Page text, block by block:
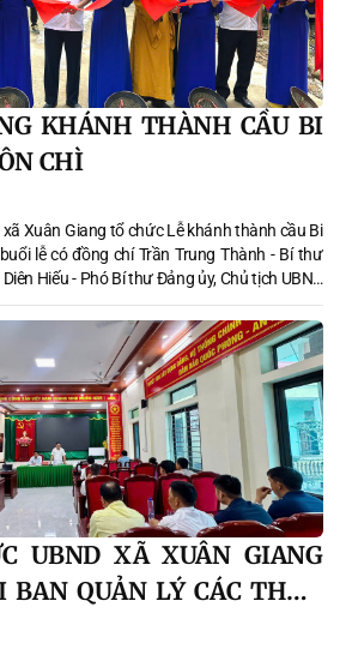
KHÁNH THÀNH CẦU BI
CHÌ
Xuân Giang tổ chức Lễ khánh thành cầu Bi
lễ có đồng chí Trần Trung Thành - Bí thư
Hiếu - Phó Bí thư Đảng ủy, Chủ tịch UBND
trực HĐND, lãnh đạo UBND xã; lãnh đạo các
thể cùng đông đảo bà con Nhân dân thôn
UBND XÃ XUÂN GIANG
QUẢN LÝ CÁC THÔN